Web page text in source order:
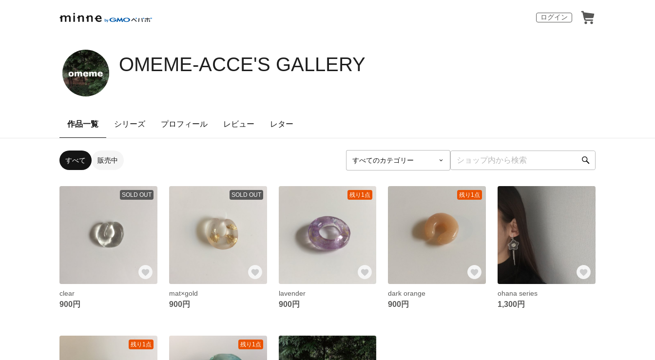
ログイン
OMEME-ACCE'S GALLERY
作品一覧 シリーズ プロフィール レビュー レター
すべて 販売中
SOLD OUT
clear
900円
SOLD OUT
mat×gold
900円
残り1点
lavender
900円
残り1点
dark orange
900円
ohana series
1,300円
残り1点 残り1点